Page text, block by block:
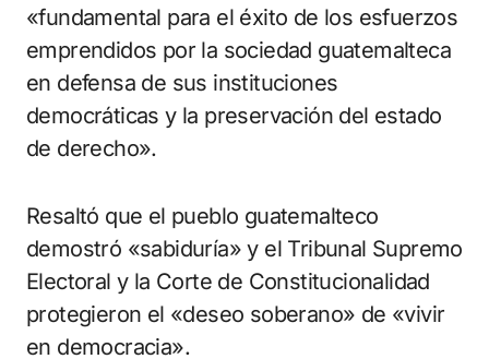
«fundamental para el éxito de los esfuerzos
emprendidos por la sociedad guatemalteca
en defensa de sus instituciones
democráticas y la preservación del estado
de derecho».
Resaltó que el pueblo guatemalteco
demostró «sabiduría» y el Tribunal Supremo
Electoral y la Corte de Constitucionalidad
protegieron el «deseo soberano» de «vivir
en democracia».